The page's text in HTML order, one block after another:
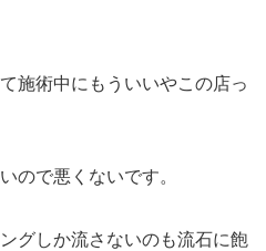
施術中にもういいやこの店っ
ので悪くないです。
グしか流さないのも流石に飽